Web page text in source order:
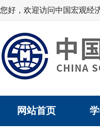
您好，欢迎访问中国宏观经
网站首页